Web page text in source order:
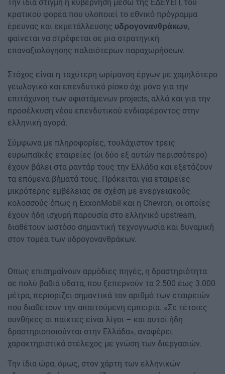
Την ίδια στιγμή η κυβέρνηση μέσω της ΕΔΕΥΕΠ, του
κρατικού φορέα που υλοποιεί το εθνικό πρόγραμμα
έρευνας και εκμετάλλευσης υδρογονανθράκων,
φαίνεται να στρέφεται σε μια στρατηγική
επαναξιολόγησης παλαιότερων παραχωρήσεων.
Στόχος είναι η ταχύτερη ωρίμανση έργων με χαμηλότερο
γεωλογικό και επενδυτικό ρίσκο όχι μόνο για την
επιτάχυνση των υφιστάμενων projects, αλλά και για την
προσέλκυση νέου επενδυτικού ενδιαφέροντος στην
ελληνική αγορά.
Σύμφωνα με πληροφορίες, τουλάχιστον τρεις
ευρωπαϊκές εταιρείες (οι δύο εξ αυτών περισσότερο)
έχουν βάλει στα ραντάρ τους την Ελλάδα και εξετάζουν
τα επόμενα βήματά τους. Πρόκειται για εταιρείες
μικρότερης εμβέλειας σε σχέση με ενεργειακούς
κολοσσούς όπως η ExxonMobil και η Chevron, οι οποίες
έχουν ήδη ισχυρή παρουσία στο ελληνικό upstream,
διαθέτουν ωστόσο σημαντική τεχνογνωσία και δυναμική
στον τομέα των υδρογονανθράκων.
Οπως επισημαίνουν αρμόδιες πηγές, η δραστηριότητα
σε πολύ βαθιά ύδατα, που ξεπερνούν τα 2.500 έως 3.000
μέτρα, περιορίζει σημαντικά τον αριθμό των εταιρειών
που διαθέτουν την απαιτούμενη εμπειρία. «Σε τέτοιες
συνθήκες οι παίκτες είναι λίγοι – και αυτοί ήδη
δραστηριοποιούνται στην Ελλάδα», αναφέρει
χαρακτηριστικά στέλεχος με γνώση των διεργασιών.
Την ίδια ώρα, όμως, στον χάρτη των ελληνικών